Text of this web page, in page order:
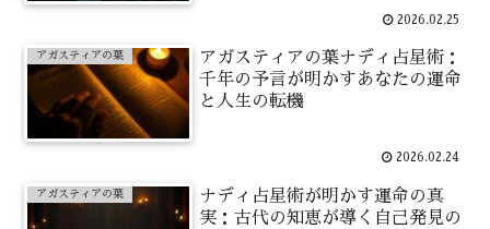
2026.02.25
アガスティアの葉
アガスティアの葉ナディ占星術：
千年の予言が明かすあなたの運命
と人生の転機
2026.02.24
アガスティアの葉
ナディ占星術が明かす運命の真
実：古代の知恵が導く自己発見の